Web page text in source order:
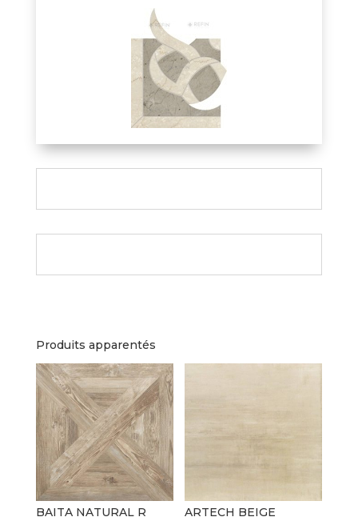
Produits apparentés
BAITA NATURAL R ARTECH BEIGE